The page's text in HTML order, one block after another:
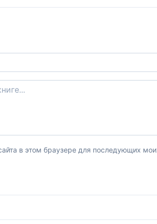
в этом браузере для последующих